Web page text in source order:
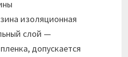
изоляционная
слой —
допускается